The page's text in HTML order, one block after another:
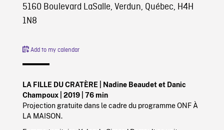
5160 Boulevard LaSalle, Verdun, Québec, H4H
1N8
Add to my calendar
LA FILLE DU CRATÈRE | Nadine Beaudet et Danic
Champoux | 2019 | 76 min
Projection gratuite dans le cadre du programme ONF À
LA MAISON.